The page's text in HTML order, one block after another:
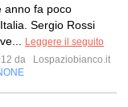
anno fa poco
Sergio Rossi
Leggere il seguito
da
Lospaziobianco.it